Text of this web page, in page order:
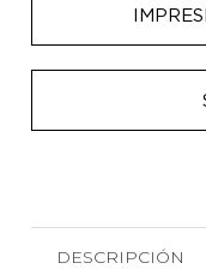
DESCRIPCIÓN